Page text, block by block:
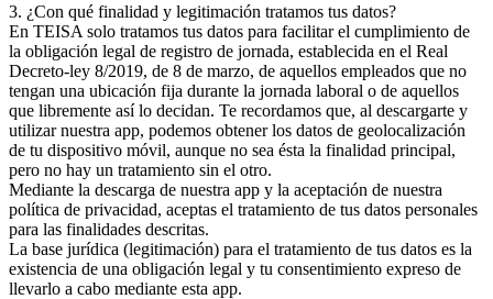
3. ¿Con qué finalidad y legitimación tratamos tus datos?
En TEISA solo tratamos tus datos para facilitar el cumplimiento de
la obligación legal de registro de jornada, establecida en el Real
Decreto-ley 8/2019, de 8 de marzo, de aquellos empleados que no
tengan una ubicación fija durante la jornada laboral o de aquellos
que libremente así lo decidan. Te recordamos que, al descargarte y
utilizar nuestra app, podemos obtener los datos de geolocalización
de tu dispositivo móvil, aunque no sea ésta la finalidad principal,
pero no hay un tratamiento sin el otro.
Mediante la descarga de nuestra app y la aceptación de nuestra
política de privacidad, aceptas el tratamiento de tus datos personales
para las finalidades descritas.
La base jurídica (legitimación) para el tratamiento de tus datos es la
existencia de una obligación legal y tu consentimiento expreso de
llevarlo a cabo mediante esta app.